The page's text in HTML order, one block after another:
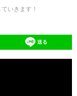
いきます！
送る